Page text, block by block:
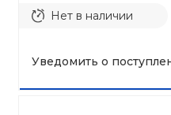
Нет в наличии
Уведомить о